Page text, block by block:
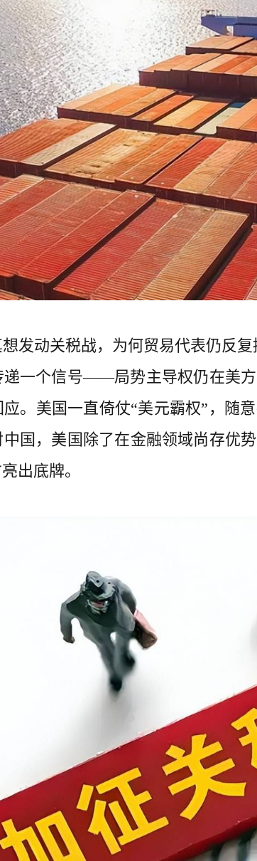
发动关税战，为何贸易代表仍反
递一个信号——局势主导权仍在美
。美国一直倚仗“美元霸权”，随
国，美国除了在金融领域尚存优
出底牌。